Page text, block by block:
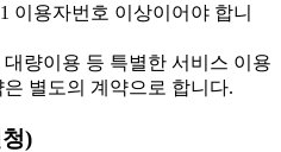
이용자번호 이상이어야 합니
량이용 등 특별한 서비스 이용
별도의 계약으로 합니다.
)